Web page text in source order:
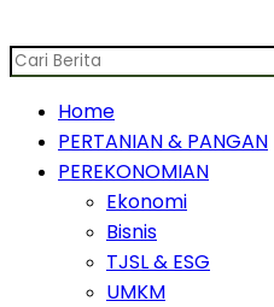
Home
PERTANIAN & PANGAN
PEREKONOMIAN
Ekonomi
Bisnis
TJSL & ESG
UMKM